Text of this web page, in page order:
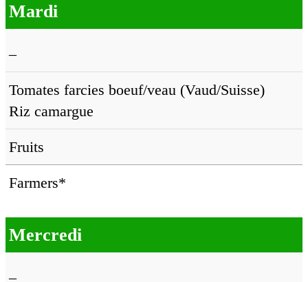
Mardi
–
Tomates farcies boeuf/veau (Vaud/Suisse)
Riz camargue
Fruits
Farmers*
Mercredi
–